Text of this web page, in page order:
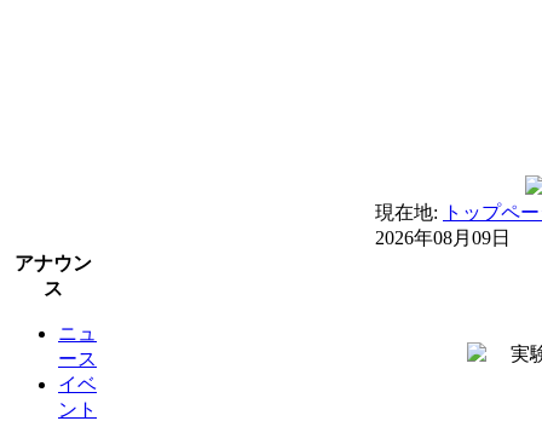
現在地:
トップペ
2026年08月09日
アナウン
ス
ニュ
ース
イベ
ント